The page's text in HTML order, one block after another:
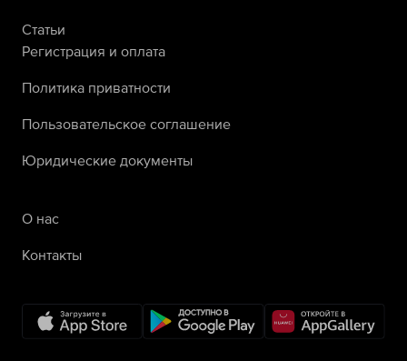
Статьи
Регистрация и оплата
Политика приватности
Пользовательское соглашение
Юридические документы
О нас
Контакты